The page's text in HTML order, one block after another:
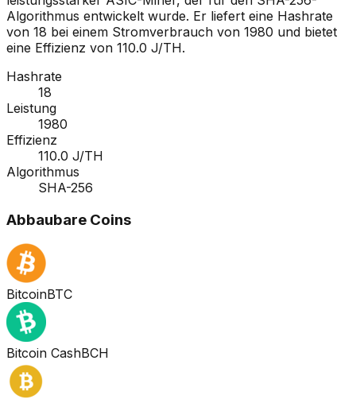
Algorithmus entwickelt wurde. Er liefert eine Hashrate
von 18 bei einem Stromverbrauch von 1980 und bietet
eine Effizienz von 110.0 J/TH.
Hashrate
18
Leistung
1980
Effizienz
110.0 J/TH
Algorithmus
SHA-256
Abbaubare Coins
BitcoinBTC
Bitcoin CashBCH